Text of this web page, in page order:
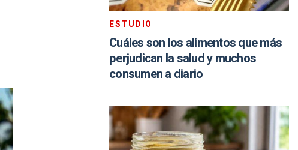
ESTUDIO
Cuáles son los alimentos que más
perjudican la salud y muchos
consumen a diario